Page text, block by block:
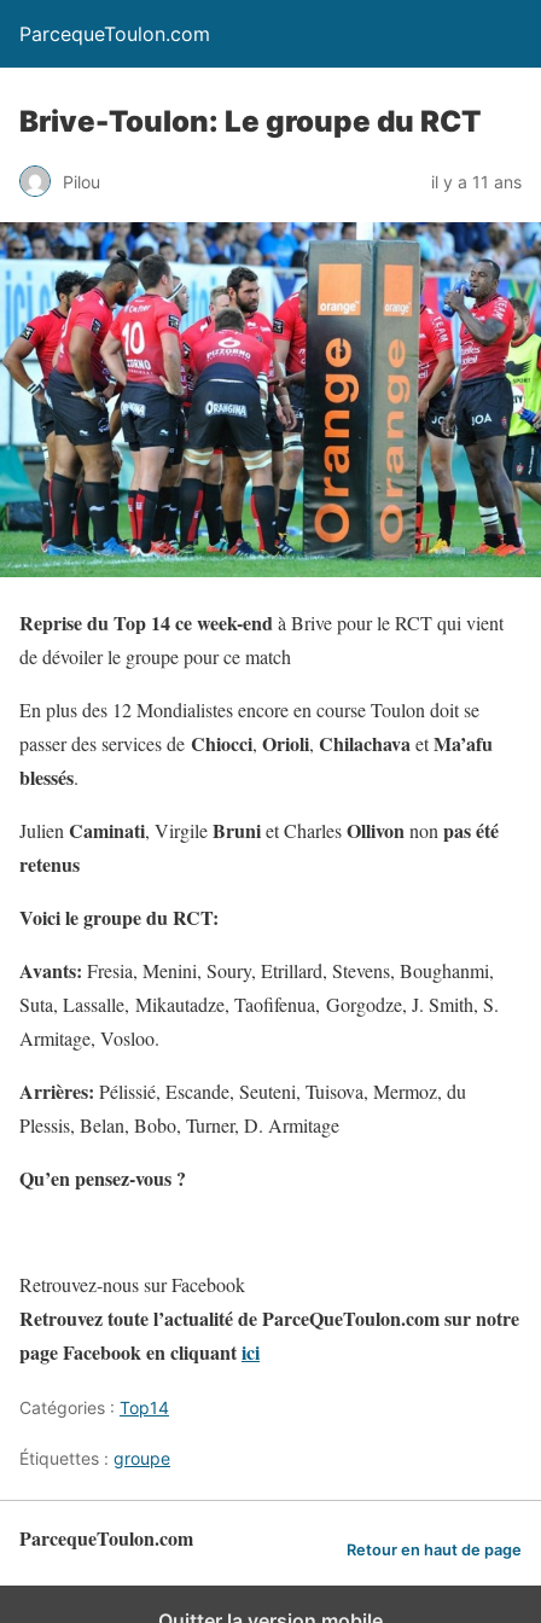
ParcequeToulon.com
Brive-Toulon: Le groupe du RCT
Pilou il y a 11 ans
Reprise du Top 14 ce week-end à Brive pour le RCT qui vient
de dévoiler le groupe pour ce match
En plus des 12 Mondialistes encore en course Toulon doit se
passer des services de Chiocci, Orioli, Chilachava etMa’afu
blessés.
Julien Caminati, VirgileBruniet CharlesOllivon non pas été
retenus
Voici le groupe du RCT:
Avants: Fresia, Menini, Soury, Etrillard, Stevens, Boughanmi,
Suta, Lassalle, Mikautadze, Taofifenua, Gorgodze, J. Smith, S.
Armitage, Vosloo.
Arrières: Pélissié, Escande, Seuteni, Tuisova, Mermoz, du
Plessis, Belan, Bobo, Turner, D. Armitage
Qu’en pensez-vous ?
Retrouvez-nous sur Facebook
Retrouvez toute l’actualité de ParceQueToulon.com sur notre
page Facebook en cliquantici
Catégories : Top14
Étiquettes : groupe
ParcequeToulon.com Retour en haut de page